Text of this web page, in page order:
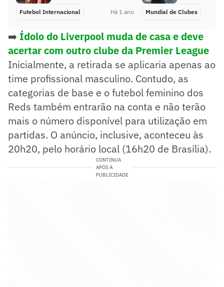
Futebol Internacional Há 1 ano Mundial de Clubes
➡️ Ídolo do Liverpool muda de casa e deve
acertar com outro clube da Premier League
Inicialmente, a retirada se aplicaria apenas ao
time profissional masculino. Contudo, as
categorias de base e o futebol feminino dos
Reds também entrarão na conta e não terão
mais o número disponível para utilização em
partidas. O anúncio, inclusive, aconteceu às
20h20, pelo horário local (16h20 de Brasília).
CONTINUA
APÓS A
PUBLICIDADE